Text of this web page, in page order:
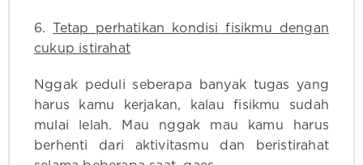
6. Tetap perhatikan kondisi fisikmu dengan
cukup istirahat
Nggak peduli seberapa banyak tugas yang
harus kamu kerjakan, kalau fisikmu sudah
mulai lelah. Mau nggak mau kamu harus
berhenti dari aktivitasmu dan beristirahat